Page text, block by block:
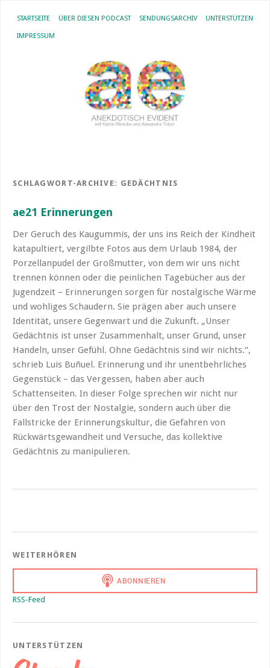
STARTSEITE ÜBER DIESEN PODCAST SENDUNGSARCHIV UNTERSTÜTZEN
IMPRESSUM
SCHLAGWORT-ARCHIVE: GEDÄCHTNIS
ae21 Erinnerungen
Der Geruch des Kaugummis, der uns ins Reich der Kindheit
katapultiert, vergilbte Fotos aus dem Urlaub 1984, der
Porzellanpudel der Großmutter, von dem wir uns nicht
trennen können oder die peinlichen Tagebücher aus der
Jugendzeit – Erinnerungen sorgen für nostalgische Wärme
und wohliges Schaudern. Sie prägen aber auch unsere
Identität, unsere Gegenwart und die Zukunft. „Unser
Gedächtnis ist unser Zusammenhalt, unser Grund, unser
Handeln, unser Gefühl. Ohne Gedächtnis sind wir nichts.“,
schrieb Luis Buñuel. Erinnerung und ihr unentbehrliches
Gegenstück – das Vergessen, haben aber auch
Schattenseiten. In dieser Folge sprechen wir nicht nur
über den Trost der Nostalgie, sondern auch über die
Fallstricke der Erinnerungskultur, die Gefahren von
Rückwärtsgewandheit und Versuche, das kollektive
Gedächtnis zu manipulieren.
WEITERHÖREN
RSS-Feed
UNTERSTÜTZEN